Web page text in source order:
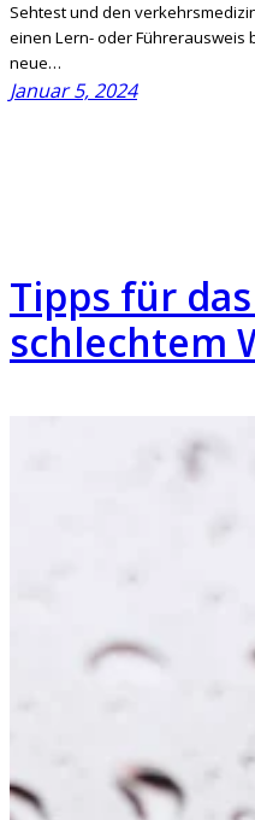
Sehtest und den
einen Lern- oder Führerausweis
neue…
Januar 5, 2024
Tipps für
schlechtem